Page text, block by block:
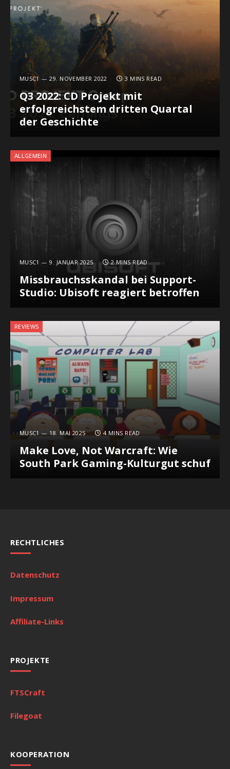
MUSC1 29. NOVEMBER 2022 3 MINS READ
Q3 2022: CD Projekt mit
erfolgreichstem dritten Quartal
der Geschichte
ALLGEMEIN
MUSC1 9. JANUAR 2025 2 MINS READ
Missbrauchsskandal bei Support-
Studio: Ubisoft reagiert betroffen
REVIEWS
MUSC1 18. MAI 2025 4 MINS READ
Make Love, Not Warcraft: Wie
South Park Gaming-Kulturgut schuf
RECHTLICHES
Datenschutz
Impressum
Affiliate-Links
PROJEKTE
FTSCraft
Filegoat
KOOPERATION